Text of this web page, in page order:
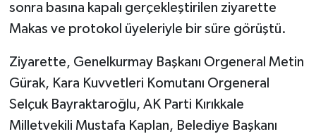
sonra basına kapalı gerçekleştirilen ziyarette
Makas ve protokol üyeleriyle bir süre görüştü.
Ziyarette, Genelkurmay Başkanı Orgeneral Metin
Gürak, Kara Kuvvetleri Komutanı Orgeneral
Selçuk Bayraktaroğlu, AK Parti Kırıkkale
Milletvekili Mustafa Kaplan, Belediye Başkanı